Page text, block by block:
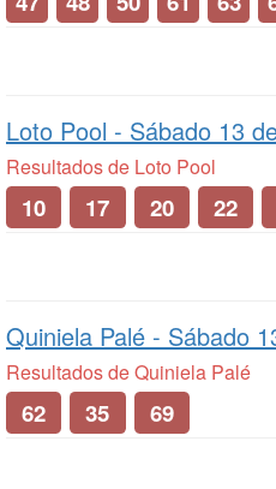
Loto Pool - Sábado 13
Resultados de Loto Pool
10 17 20 22
Quiniela Palé - Sábado
Resultados de Quiniela Palé
62 35 69